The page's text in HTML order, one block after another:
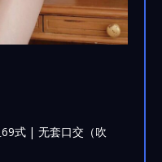
式 | 无套口交（吹